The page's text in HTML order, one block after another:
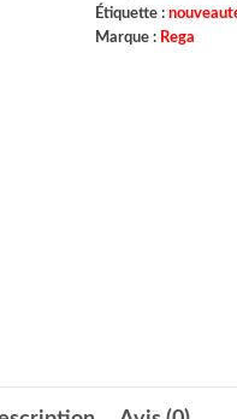
Étiquette :
Marque : Rega